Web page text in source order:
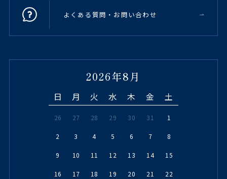
よくある質問・お問い合わせ
2026年8月
日 月 火 水 木 金 土
26 27 28 29 30 31 1
2 3 4 5 6 7 8
9 10 11 12 13 14 15
16 17 18 19 20 21 22